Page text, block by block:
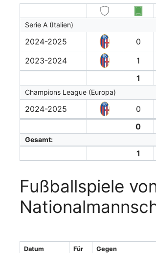
Serie A (Italien)
2024-2025 0
2023-2024
1
1
Champions League (Europa)
2024-2025 0
0
Gesamt:
1
Fußballspiele
Datum Für Gegen